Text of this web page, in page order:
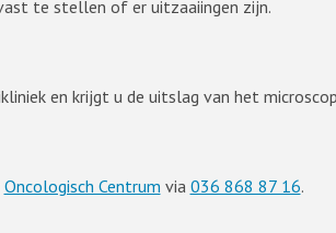
te stellen of er uitzaaiingen zijn.
en krijgt u de uitslag van het
Oncologisch Centrum via 036 868 87 16.